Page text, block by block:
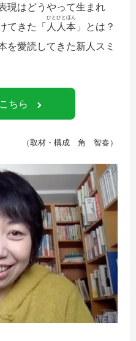
現はどうやって生まれ
てきた「人人本
ひとひとほん
」とは？
愛読してきた新人スミ
ちら
（取材・構成 角 智春）